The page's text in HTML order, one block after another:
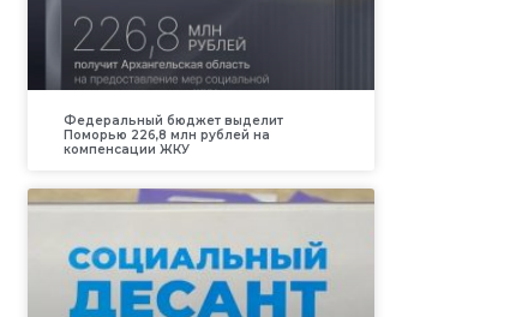
Федеральный бюджет выделит
Поморью 226,8 млн рублей на
компенсации ЖКУ